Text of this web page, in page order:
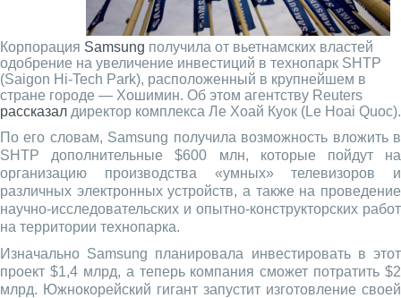
Корпорация Samsung получила от вьетнамских властей
одобрение на увеличение инвестиций в технопарк SHTP
(Saigon Hi-Tech Park), расположенный в крупнейшем в
стране городе — Хошимин. Об этом агентству Reuters
рассказал директор комплекса Ле Хоай Куок (Le Hoai Quoc).
По его словам, Samsung получила возможность вложить в
SHTP дополнительные $600 млн, которые пойдут на
организацию производства «умных» телевизоров и
различных электронных устройств, а также на проведение
научно-исследовательских и опытно-конструкторских работ
на территории технопарка.
Изначально Samsung планировала инвестировать в этот
проект $1,4 млрд, а теперь компания сможет потратить $2
млрд. Южнокорейский гигант запустит изготовление своей